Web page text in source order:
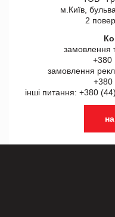
м.Київ,
2
замовлення
+380
замовлення
+380
інші питання: +380